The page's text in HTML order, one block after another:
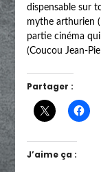
dispensable sur
mythe arthurien
partie cinéma qui
(Coucou Jean-
Partager :
J’aime ça :